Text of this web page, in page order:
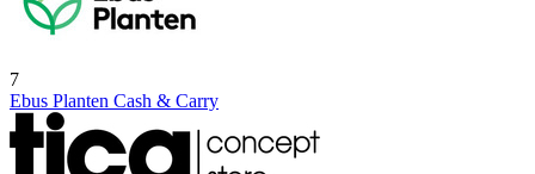
7
Ebus Planten Cash & Carry